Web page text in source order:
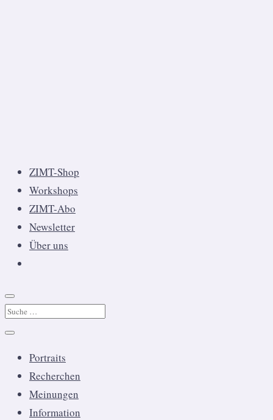
ZIMT-Shop
Workshops
ZIMT-Abo
Newsletter
Über uns
Portraits
Recherchen
Meinungen
Information